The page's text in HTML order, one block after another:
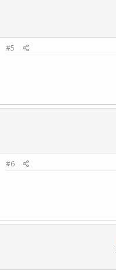
#5
#6